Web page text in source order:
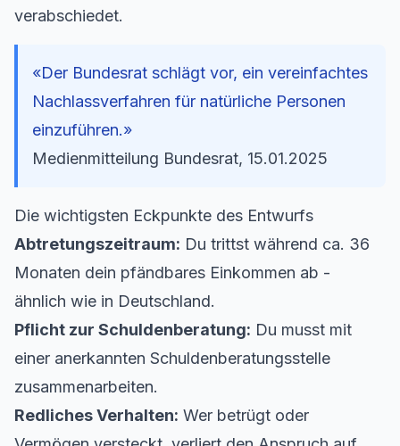
verabschiedet.
«Der Bundesrat schlägt vor, ein vereinfachtes
Nachlassverfahren für natürliche Personen
einzuführen.»
Medienmitteilung Bundesrat, 15.01.2025
Die wichtigsten Eckpunkte des Entwurfs
Abtretungszeitraum: Du trittst während ca. 36
Monaten dein pfändbares Einkommen ab -
ähnlich wie in Deutschland.
Pflicht zur Schuldenberatung: Du musst mit
einer anerkannten Schuldenberatungsstelle
zusammenarbeiten.
Redliches Verhalten: Wer betrügt oder